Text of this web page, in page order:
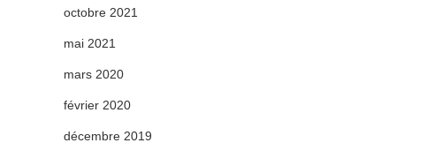
octobre 2021
mai 2021
mars 2020
février 2020
décembre 2019